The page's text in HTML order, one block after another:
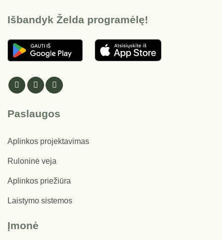
Išbandyk Želda programėlę!
Paslaugos
Aplinkos projektavimas
Ruloninė veja
Aplinkos priežiūra
Laistymo sistemos
Įmonė